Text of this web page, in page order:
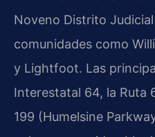
Noveno Distrito
comunidades como
y Lightfoot. Las
Interestatal 64, la Ruta
199 (Humelsine